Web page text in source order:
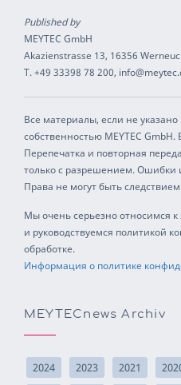
Published by
MEYTEC GmbH
Akazienstrasse 13, 16356
T. +49 33398 78 200,
Все материалы, если не
собственностью MEYTEC
Перепечатка и повторная
только с разрешением. Ошибки
Права не могут быть
Мы очень серьезно относимся
и руководствуемся политикой
обработке.
Информация о политике
MEYTECnews Archiv
2024 2023 2021